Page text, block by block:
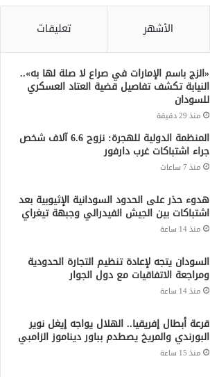
الأشهر تعليقات
«الزج باسم الإمارات في صراع لا صلة لها به»..
النيابة تكشف تفاصيل قضية العتاد العسكري
للسودان
منذ 29 دقيقة
المنظمة الدولية للهجرة: نزوح 6.6 آلاف شخص
جراء اشتباكات غرب دارفور
منذ 7 ساعات
هدوء حذر على الحدود السودانية الإثيوبية بعد
اشتباكات بين الجيش الفيدرالي وجبهة تيغراي
منذ 14 ساعة
السودان يتجه لإعادة تنظيم التجارة الحدودية
ومراجعة الاتفاقيات مع دول الجوار
منذ 14 ساعة
قرعة أبطال إفريقيا.. الهلال يواجه إيغل نوير
البورندي والمريخ يصطدم بباور ديناموز الزامبي
منذ 15 ساعة